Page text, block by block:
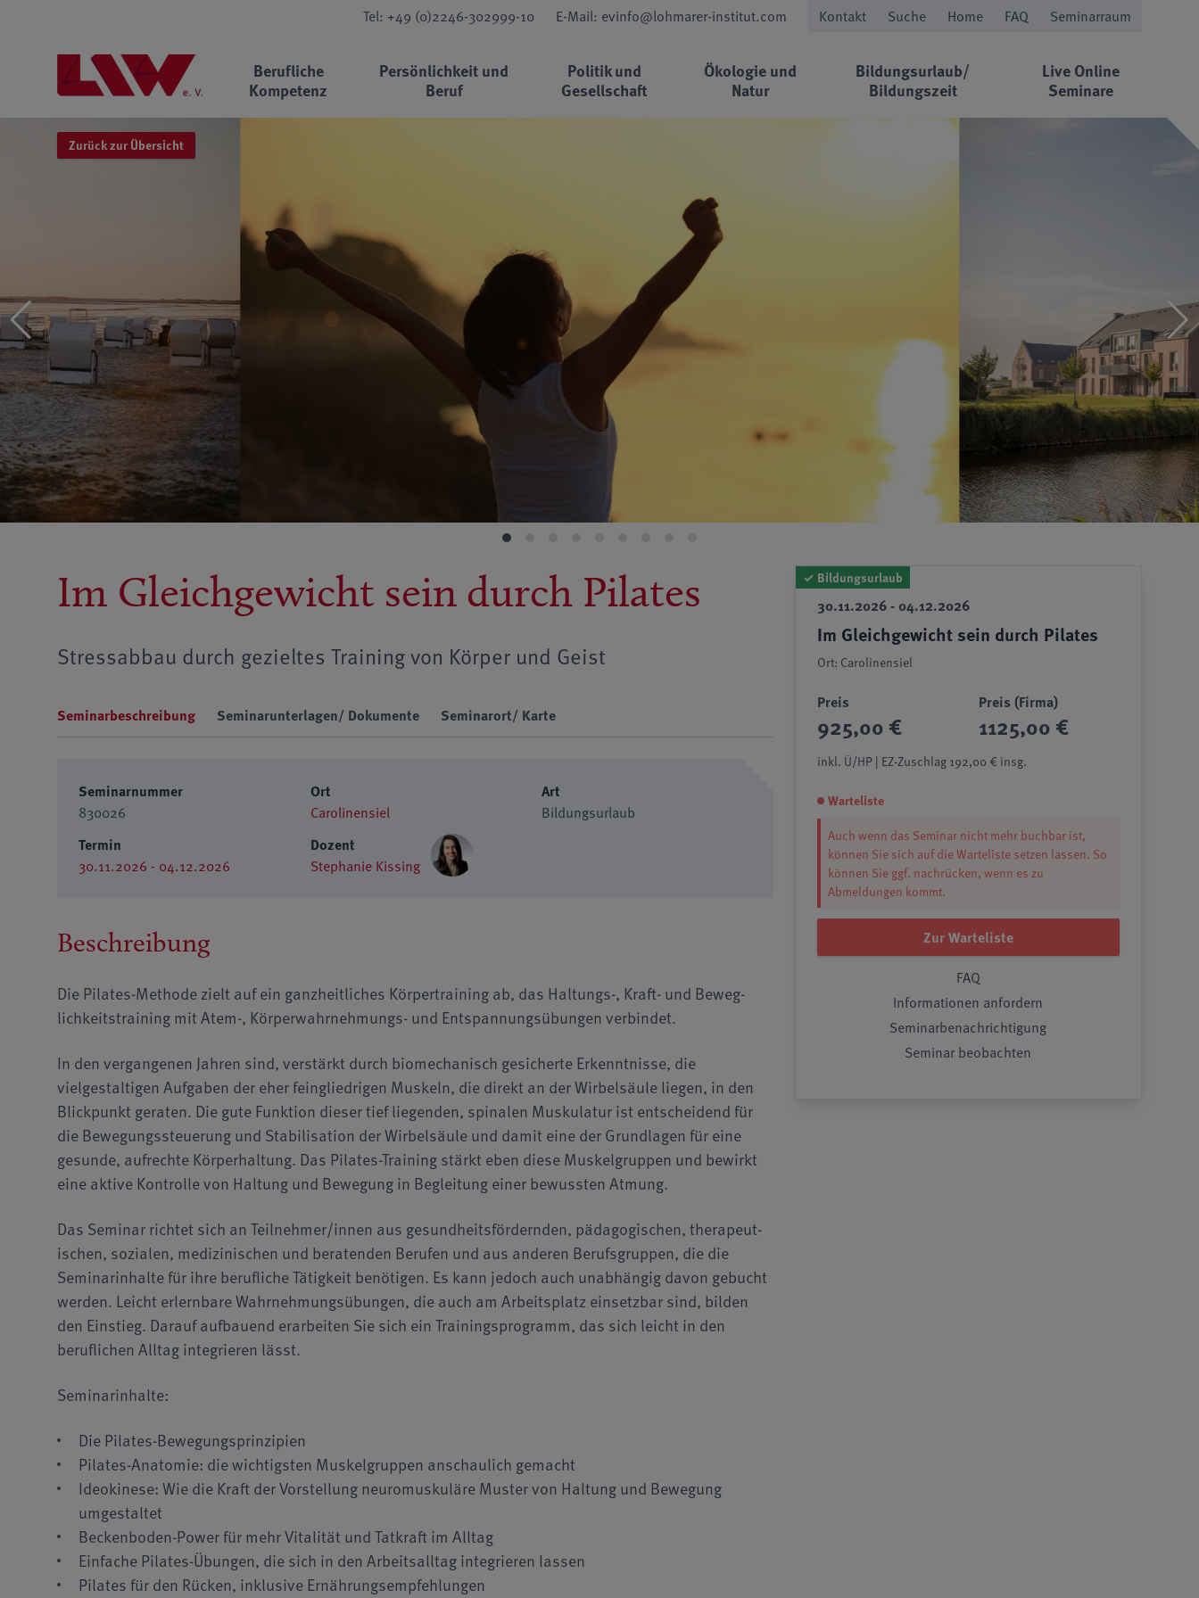
Tel: +49 (0)2246-302999-10 E-Mail: evinfo@lohmarer-institut.com Kontakt Suche Home FAQ Seminarraum
Berufliche
Kompetenz
Persönlichkeit und
Beruf
Politik und
Gesellschaft
Ökologie und
Natur
Bildungsurlaub/
Bildungszeit
Live Online
Seminare
Zurück zur Übersicht
Im Gleichgewicht sein durch Pilates
Stressabbau durch gezieltes Training von Körper und Geist
Seminarbeschreibung Seminarunterlagen/ Dokumente Seminarort/ Karte
Seminarnummer
830026
Termin
30.11.2026 - 04.12.2026
Ort
Carolinensiel
Dozent
Stephanie Kissing
Art
Bildungsurlaub
Beschreibung
Die Pilates-Methode zielt auf ein ganzheitliches Körpertraining ab, das Haltungs-, Kraft- und Be­weg­
lichkeitstraining mit Atem-, Kör­per­wahr­neh­mungs- und Entspannungsübun­gen ver­bindet.
In den vergangenen Jahren sind, verstärkt durch biomechanisch gesicherte Erkennt­nisse, die
vielgestaltigen Aufgaben der eher feingliedrigen Muskeln, die direkt an der Wirbelsäule liegen, in den
Blickpunkt geraten. Die gute Funktion dieser tief liegenden, spinalen Muskula­tur ist ent­scheidend für
die Bewegungssteuerung und Stabilisation der Wirbelsäule und damit eine der Grundlagen für eine
gesunde, aufrechte Körperhaltung. Das Pilates-Training stärkt eben diese Muskelgruppen und bewirkt
eine aktive Kontrolle von Haltung und Bewegung in Begleitung einer bewussten Atmung.
Das Seminar richtet sich an Teilnehmer/innen aus gesundheits­för­dern­den, päda­gogischen, thera­peut­
isch­en, sozialen, medizi­nischen und beratenden Berufen und aus anderen Berufs­­gruppen, die die
Seminarinhalte für ihre berufliche Tätigkeit benötigen. Es kann jedoch auch unabhängig davon gebucht
werden. Leicht erlernbare Wahrnehmungsübungen, die auch am Arbeitsplatz einsetz­bar sind, bilden
den Einstieg. Darauf aufbauend erarbeiten Sie sich ein Trainingspro­gramm, das sich leicht in den
beruflichen Alltag integrieren lässt.
Seminarinhalte:
Die Pilates-Bewegungsprinzipien
Pilates-Anatomie: die wichtigsten Muskel­gruppen anschaulich gemacht
Ideokinese: Wie die Kraft der Vorstellung neuromuskuläre Muster von Haltung und Be­we­gung
umgestaltet
Beckenboden-Power für mehr Vitalität und Tatkraft im Alltag
Einfache Pilates-Übungen, die sich in den Arbeitsalltag integrieren lassen
Pilates für den Rücken, inklusive Ernährungs­empfehlungen
✓ Bildungsurlaub
30.11.2026 - 04.12.2026
Im Gleichgewicht sein durch Pilates
Ort: Carolinensiel
Preis
925,00 €
Preis (Firma)
1125,00 €
inkl. Ü/HP | EZ-Zuschlag 192,00 € insg.
Warteliste
Auch wenn das Seminar nicht mehr buchbar ist,
können Sie sich auf die Warteliste setzen lassen. So
können Sie ggf. nachrücken, wenn es zu
Abmeldungen kommt.
Zur Warteliste
FAQ
Informationen anfordern
Seminarbenachrichtigung
Seminar beobachten